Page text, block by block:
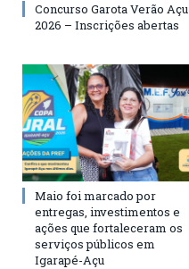
Concurso Garota Verão Açu
2026 – Inscrições abertas
Maio foi marcado por
entregas, investimentos e
ações que fortaleceram os
serviços públicos em
Igarapé-Açu